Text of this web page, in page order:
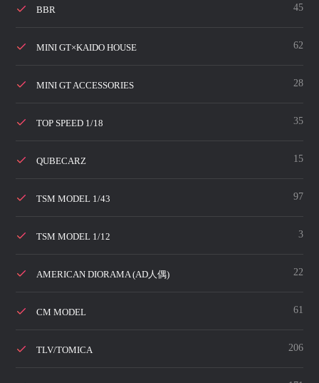
BBR 45
MINI GT×KAIDO HOUSE 62
MINI GT ACCESSORIES 28
TOP SPEED 1/18 35
QUBECARZ 15
TSM MODEL 1/43 97
TSM MODEL 1/12 3
AMERICAN DIORAMA (AD人偶) 22
CM MODEL 61
TLV/TOMICA 206